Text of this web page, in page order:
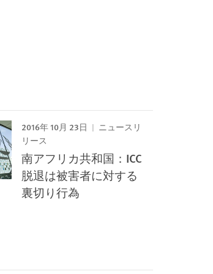
2016年 10月 23日
ニュースリ
リース
南アフリカ共和国：ICC
脱退は被害者に対する
裏切り行為